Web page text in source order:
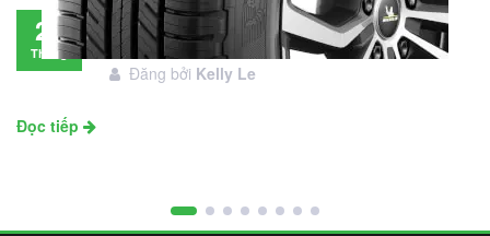
28
Tháng
Đánh giá lốp Michelin Primacy SUV: Đáng
đầu tư không?
Đăng bởi Kelly Le
Đọc tiếp